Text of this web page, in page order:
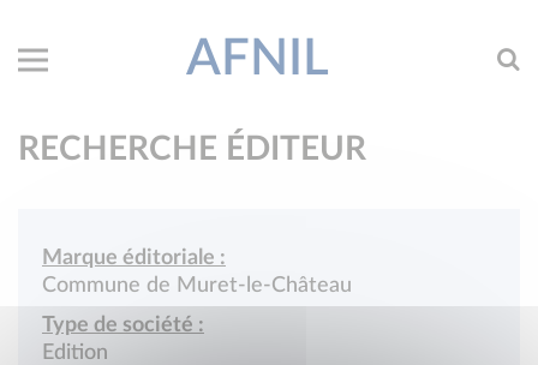
AFNIL
RECHERCHE ÉDITEUR
Marque éditoriale :
Commune de Muret-le-Château
Type de société :
Edition